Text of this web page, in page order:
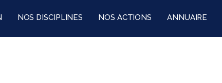
NOS DISCIPLINES NOS ACTIONS ANNUAIRE